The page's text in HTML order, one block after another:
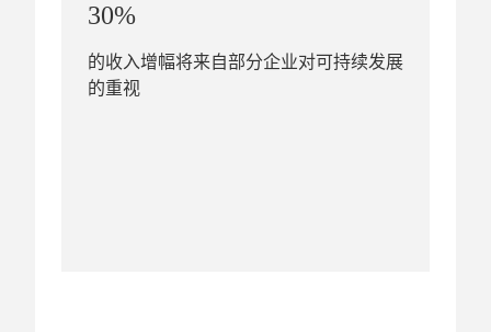
30%
的收入增幅将来自部分企业对可持续发展
的重视